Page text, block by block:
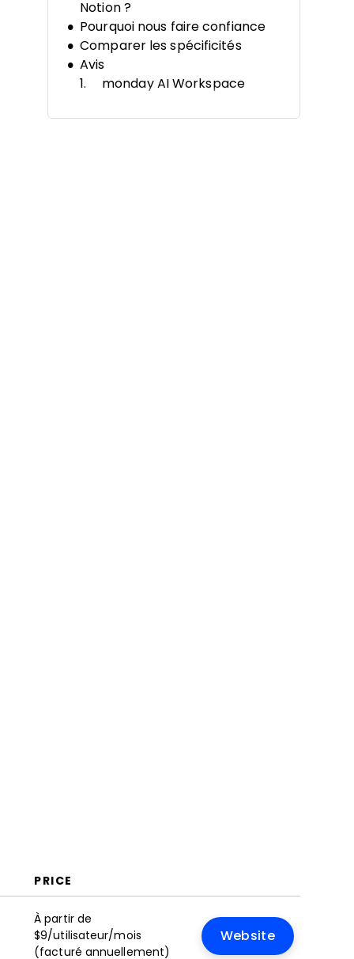
PRICE
À partir de
$9/utilisateur/mois
(facturé annuellement)
Website
Notion ?
Pourquoi nous faire confiance
Comparer les spécificités
Avis
monday AI Workspace
ClickUp